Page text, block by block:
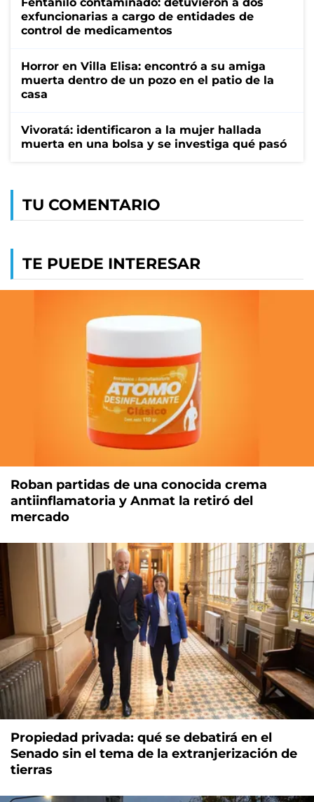
exfuncionarias a cargo de entidades de
control de medicamentos
Horror en Villa Elisa: encontró a su amiga
muerta dentro de un pozo en el patio de la
casa
Vivoratá: identificaron a la mujer hallada
muerta en una bolsa y se investiga qué pasó
TU COMENTARIO
TE PUEDE INTERESAR
Roban partidas de una conocida crema
antiinflamatoria y Anmat la retiró del
mercado
Propiedad privada: qué se debatirá en el
Senado sin el tema de la extranjerización de
tierras